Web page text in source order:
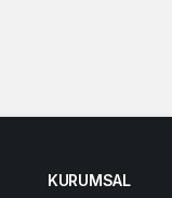
KURUMSAL